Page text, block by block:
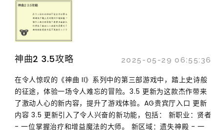
神曲2 3.5攻略 2025-05-29 06:55:36
在令人惊叹的《神曲 II》系列中的第三部游戏中，踏上史诗般
的征途，体验一场令人难忘的冒险。3.5 更新为这款杰作带来
了激动人心的新内容，提升了游戏体验。AG贵宾厅入口 更新
内容 3.5 更新引入了令人兴奋的新功能，包括： 新职业：贤者
- 一位掌握治疗和增益魔法的大师。 新区域：遗失神殿 - 一